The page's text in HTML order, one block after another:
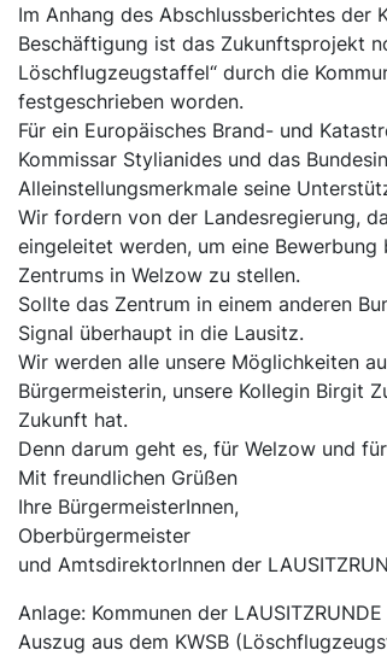
Im Anhang des Abschlussberichtes der
Beschäftigung ist das Zukunftsprojekt
Löschflugzeugstaffel“ durch die
festgeschrieben worden.
Für ein Europäisches Brand- und
Kommissar Stylianides und das
Alleinstellungsmerkmale seine
Wir fordern von der Landesregierung,
eingeleitet werden, um eine
Zentrums in Welzow zu stellen.
Sollte das Zentrum in einem anderen
Signal überhaupt in die Lausitz.
Wir werden alle unsere Möglichkeiten
Bürgermeisterin, unsere Kollegin Birgit
Zukunft hat.
Denn darum geht es, für Welzow und
Mit freundlichen Grüßen
Ihre BürgermeisterInnen,
Oberbürgermeister
und AmtsdirektorInnen der
Anlage: Kommunen der LAUSITZRUNDE
Auszug aus dem KWSB